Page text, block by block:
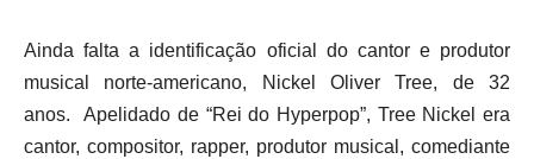
Ainda falta a identificação oficial do cantor e produtor
musical norte-americano, Nickel Oliver Tree, de 32
anos. Apelidado de “Rei do Hyperpop”, Tree Nickel era
cantor, compositor, rapper, produtor musical, comediante